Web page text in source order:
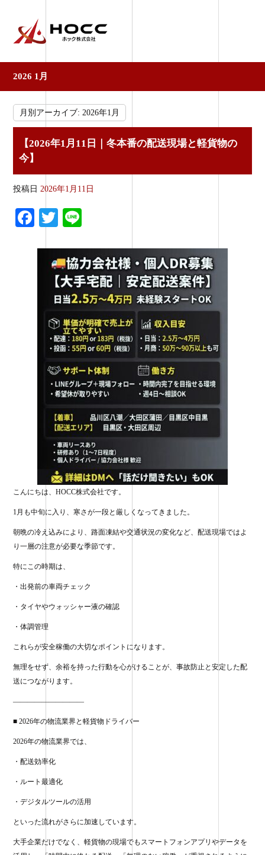
2026 1月
月別アーカイブ:2026年1月
【2026年1月11日｜冬本番の配送現場と軽貨物の
今】
投稿日 2026年1月11日
Fa
bo
ok
T
tte
r
こんにちは、HOCC株式会社です。
1月も中旬に入り、寒さが一段と厳しくなってきました。
朝晩の冷え込みにより、路面凍結や交通状況の変化など、配送現場ではよ
り一層の注意が必要な季節です。
特にこの時期は、
・出発前の車両チェック
・タイヤやウォッシャー液の確認
・体調管理
これらが安全稼働の大切なポイントになります。
無理をせず、余裕を持った行動を心がけることが、事故防止と安定した配
送につながります。
——————————
■ 2026年の物流業界と軽貨物ドライバー
2026年の物流業界では、
・配送効率化
・ルート最適化
・デジタルツールの活用
といった流れがさらに加速しています。
大手企業だけでなく、軽貨物の現場でもスマートフォンアプリやデータを